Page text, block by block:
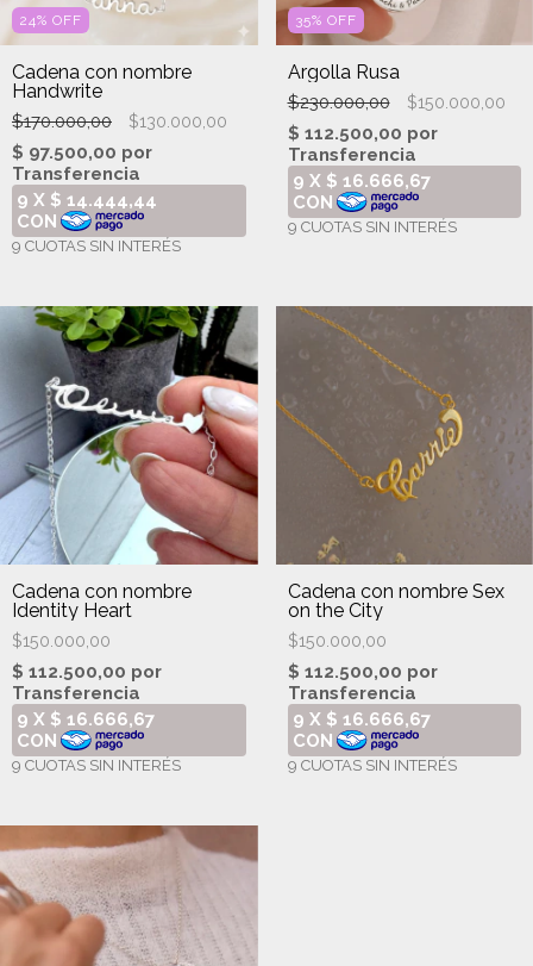
24% OFF
Cadena con nombre
Handwrite
$170.000,00 $130.000,00
35% OFF
Argolla Rusa
$230.000,00 $150.000,00
Cadena con nombre
Identity Heart
$150.000,00
Cadena con nombre Sex
on the City
$150.000,00